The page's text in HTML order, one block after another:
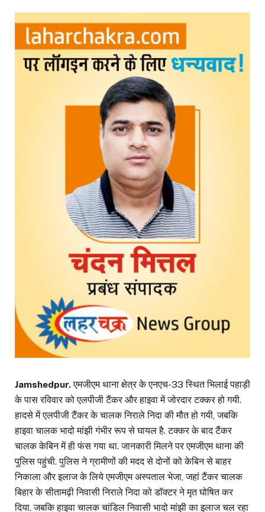
Jamshedpur.एमजीएम थाना क्षेत्र के एनएच-33 स्थित भिलाई पहाड़ी
के पास रविवार को एलपीजी टैंकर और हाइवा में जोरदार टक्कर हो गयी.
हादसे में एलपीजी टैंकर के चालक निराले निदा की मौत हो गयी, जबकि
हाइवा चालक भादो मांझी गंभीर रूप से घायल है. टक्कर के बाद टैंकर
चालक केबिन में ही फंस गया था. जानकारी मिलने पर एमजीएम थाना की
पुलिस पहुंची. पुलिस ने ग्रामीणों की मदद से दोनों को केबिन से बाहर
निकाला और इलाज के लिये एमजीएम अस्पताल भेजा, जहां टैंकर चालक
बिहार के सीतामढ़ी निवासी निराले निदा को डॉक्टर ने मृत घोषित कर
दिया. जबकि हाइवा चालक चांडिल निवासी भादो मांझी का इलाज चल रहा